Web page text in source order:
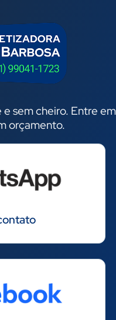
sem cheiro. Entre em
orçamento.